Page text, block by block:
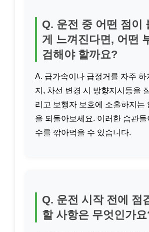
Q. 운전 중 어떤 점이
게 느껴진다면, 어떤
검해야 할까요?
A. 급가속이나 급정거를 자주 하
지, 차선 변경 시 방향지시등을
리고 보행자 보호에 소홀하지는
을 되돌아보세요. 이러한 습관들
수를 깎아먹을 수 있습니다.
Q. 운전 시작 전에 점
할 사항은 무엇인가